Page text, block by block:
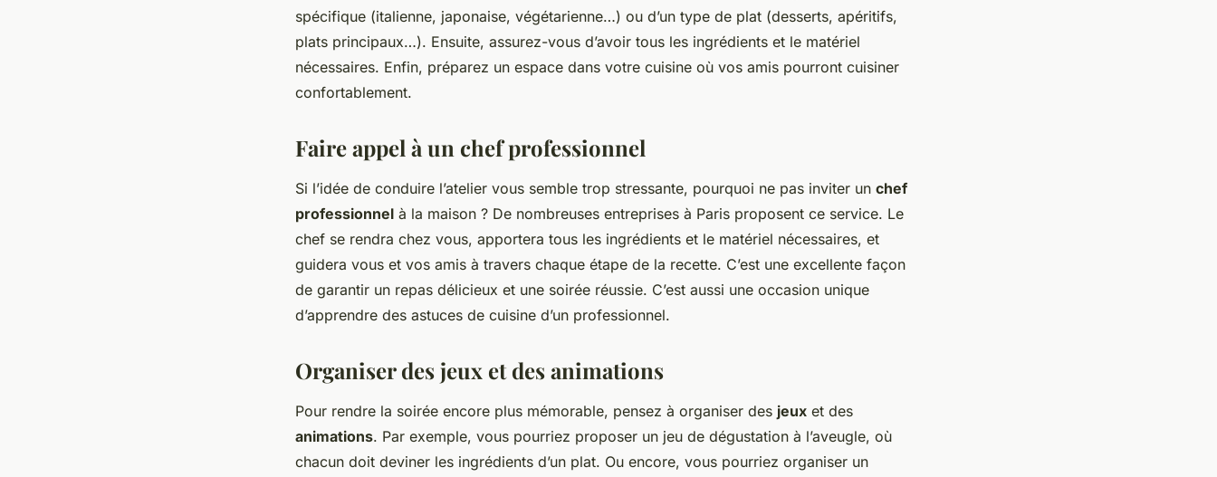
spécifique (italienne, japonaise, végétarienne…) ou d’un type de plat (desserts, apéritifs,
plats principaux…). Ensuite, assurez-vous d’avoir tous les ingrédients et le matériel
nécessaires. Enfin, préparez un espace dans votre cuisine où vos amis pourront cuisiner
confortablement.
Faire appel à un chef professionnel
Si l’idée de conduire l’atelier vous semble trop stressante, pourquoi ne pas inviter un chef
professionnel à la maison ? De nombreuses entreprises à Paris proposent ce service. Le
chef se rendra chez vous, apportera tous les ingrédients et le matériel nécessaires, et
guidera vous et vos amis à travers chaque étape de la recette. C’est une excellente façon
de garantir un repas délicieux et une soirée réussie. C’est aussi une occasion unique
d’apprendre des astuces de cuisine d’un professionnel.
Organiser des jeux et des animations
Pour rendre la soirée encore plus mémorable, pensez à organiser des jeux et des
animations. Par exemple, vous pourriez proposer un jeu de dégustation à l’aveugle, où
chacun doit deviner les ingrédients d’un plat. Ou encore, vous pourriez organiser un